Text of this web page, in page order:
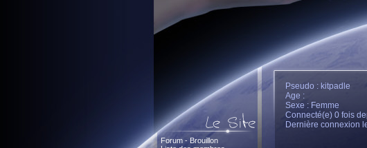
Forum - Brouillon
Pseudo : kitpadle
Age :
Sexe : Femme
Connecté(e) 0 fois
Dernière connexion